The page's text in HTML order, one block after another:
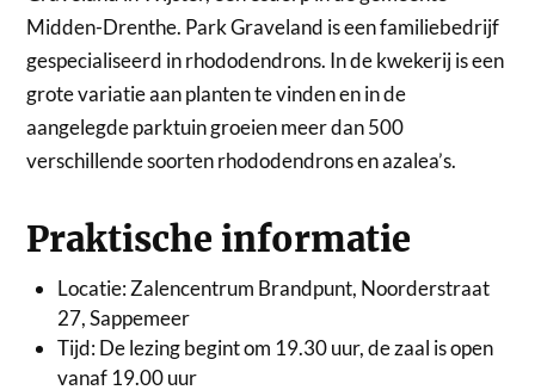
Midden-Drenthe. Park Graveland is een familiebedrijf
gespecialiseerd in rhododendrons. In de kwekerij is een
grote variatie aan planten te vinden en in de
aangelegde parktuin groeien meer dan 500
verschillende soorten rhododendrons en azalea’s.
Praktische informatie
Locatie: Zalencentrum Brandpunt, Noorderstraat
27, Sappemeer
Tijd: De lezing begint om 19.30 uur, de zaal is open
vanaf 19.00 uur